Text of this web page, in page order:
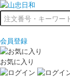
会員登録
お気に入り